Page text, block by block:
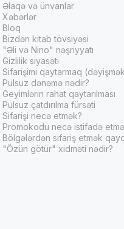
Əlaqə və ünvanlar
Xəbərlər
Bloq
Bizdən kitab tövsiyəsi
"Əli və Nino" nəşriyyatı
Gizlilik siyasəti
Sifarişimi qaytarmaq
Pulsuz dənəmə nədir?
Geyimlərin rahat qaytarılması
Pulsuz çatdırılma fürsəti
Sifarişi necə etmək?
Promokodu necə istifadə
Bölgələrdən sifariş etmək
"Özün götür" xidməti nədir?